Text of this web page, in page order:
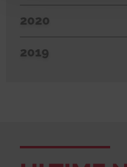
2020
2019